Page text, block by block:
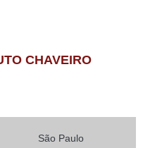
CHAVEIRO
São Paulo